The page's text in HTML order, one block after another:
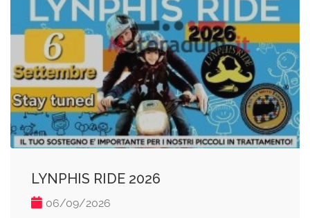
LYNPHIS RIDE 2026
06/09/2026